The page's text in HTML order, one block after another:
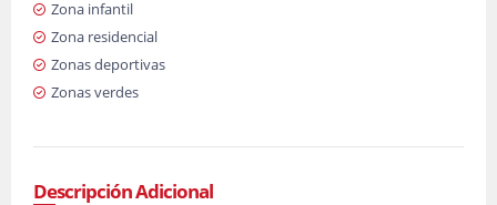
Zona infantil
Zona residencial
Zonas deportivas
Zonas verdes
Descripción Adicional